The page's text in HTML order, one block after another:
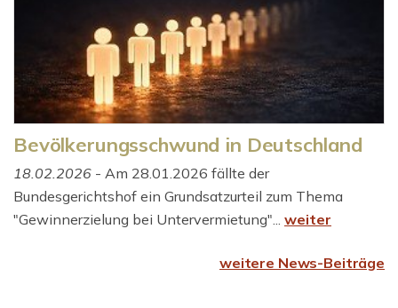
Bevölkerungsschwund in Deutschland
18.02.2026 - Am 28.01.2026 fällte der
Bundesgerichtshof ein Grundsatzurteil zum Thema
"Gewinnerzielung bei Untervermietung"... weiter
weitere News-Beiträge